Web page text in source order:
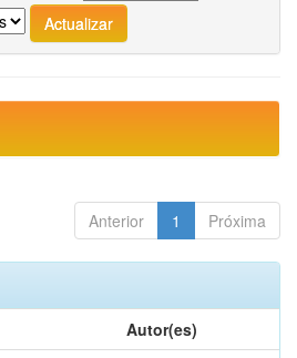
Anterior 1 Próxima
Autor(es)